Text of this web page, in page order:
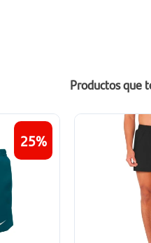
Productos que
25